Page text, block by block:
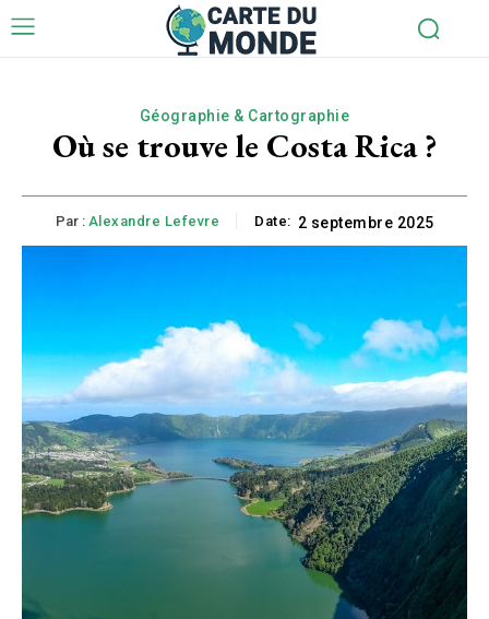
Géographie & Cartographie
Où se trouve le Costa Rica ?
Par : Alexandre Lefevre Date: 2 septembre 2025